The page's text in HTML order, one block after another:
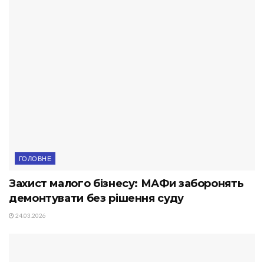
ГОЛОВНЕ
Захист малого бізнесу: МАФи заборонять
демонтувати без рішення суду
24.03.2026